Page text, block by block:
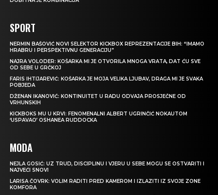
SPORT
NERMIN BAŠOVIĆ NOVI SELEKTOR KICKBOX REPREZENTACIJE BIH: “IMAMO
HRABRU I PERSPEKTIVNU GENERACIJU”
NAJRA VOLODER: KOŠARKA MI JE OTVORILA MNOGA VRATA, DAT ĆU SVE
OD SEBE U GRČKOJ
FARIS IHTIJAREVIĆ: KOŠARKA JE MOJA VELIKA LJUBAV, DRAGA MI JE SVAKA
POBJEDA
DŽENAN IKANOVIĆ: KONTINUITET U RADU ODVAJA PROSJEČNE OD
VRHUNSKIH
KICKBOKS MU U KRVI: FENOMENALNI ALBERT UGRINČIĆ NOKAUTOM
‘USPAVAO’ OSHANEA RUDDOCKA
MODA
NEJLA GOSIĆ: UZ TRUD, DISCIPLINU I VJERU U SEBE MOGU SE OSTVARITI I
NAJVEĆI SNOVI
LARISA ČOVRK: VOLIM RADITI PRED KAMEROM I IZLAZITI IZ SVOJE ZONE
KOMFORA